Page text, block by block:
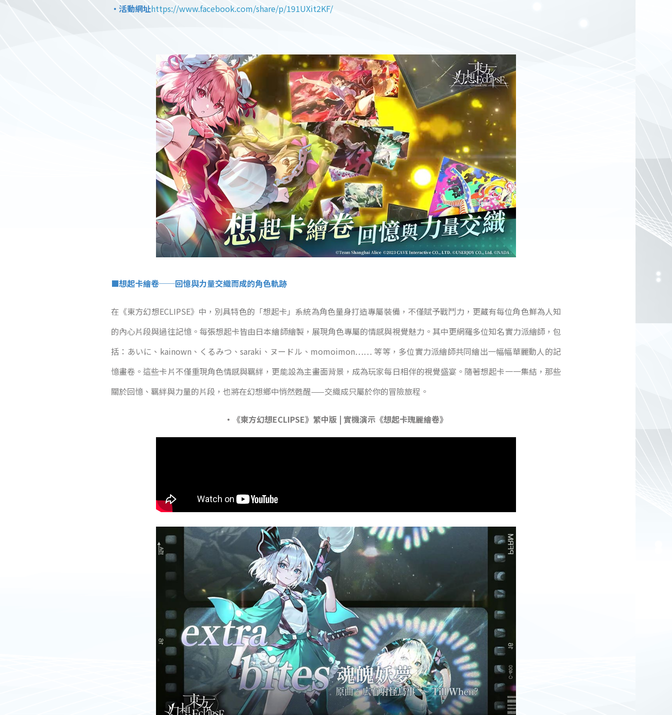
・活動網址https://www.facebook.com/share/p/191UXit2KF/
■想起卡繪卷──回憶與力量交織而成的角色軌跡
在《東方幻想ECLIPSE》中，別具特色的「想起卡」系統為角色量身打造專屬裝備，不僅賦予戰鬥力，更藏有每位角色鮮為人知
的內心片段與過往記憶。每張想起卡皆由日本繪師繪製，展現角色專屬的情感與視覺魅力。其中更網羅多位知名實力派繪師，包
括：あいに、kainown、くるみつ、saraki、ヌードル、momoimon…… 等等，多位實力派繪師共同繪出一幅幅華麗動人的記
憶畫卷。這些卡片不僅重現角色情感與羈絆，更能設為主畫面背景，成為玩家每日相伴的視覺盛宴。隨著想起卡一一集結，那些
關於回憶、羈絆與力量的片段，也將在幻想鄉中悄然甦醒——交織成只屬於你的冒險旅程。
・《東方幻想ECLIPSE》繁中版 | 實機演示《想起卡瑰麗繪卷》